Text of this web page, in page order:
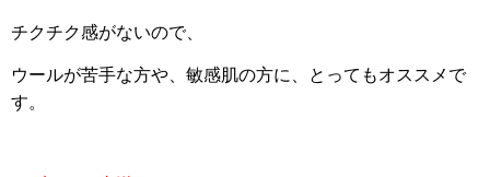
チクチク感がないので、
ウールが苦手な方や、敏感肌の方に、とってもオススメで
す。